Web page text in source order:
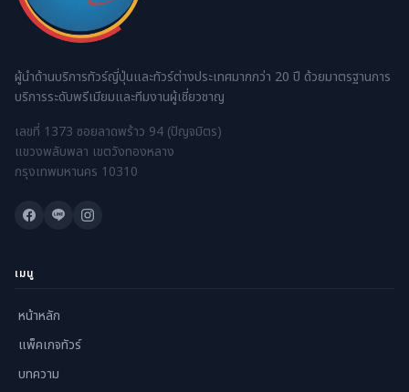
ผู้นำด้านบริการทัวร์ญี่ปุ่นและทัวร์ต่างประเทศมากกว่า 20 ปี ด้วยมาตรฐานการ
บริการระดับพรีเมียมและทีมงานผู้เชี่ยวชาญ
เลขที่ 1373 ซอยลาดพร้าว 94 (ปัญจมิตร)
แขวงพลับพลา เขตวังทองหลาง
กรุงเทพมหานคร 10310
เมนู
หน้าหลัก
แพ็คเกจทัวร์
บทความ